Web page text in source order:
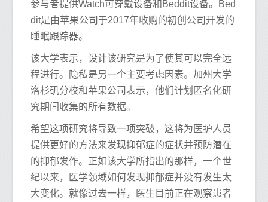
参与者提供Watch可穿戴设备和Beddit设备。Bed
dit是由苹果公司于2017年收购的初创公司开发的
睡眠跟踪器。
该大学表示，设计该研究是为了使其可以完全远
程进行。隐私是另一个主要考虑因素。加州大学
洛杉矶分校和苹果公司表示，他们计划匿名化研
究期间收集的所有数据。
希望这项研究将导致一项突破，这将为医护人员
提供更好的方法来发现抑郁症的症状并预防潜在
的抑郁发作。正如该大学所指出的那样，一个世
纪以来，医学领域如何发现抑郁症并没有发生太
大变化。就像过去一样，医生目前正在观察患者